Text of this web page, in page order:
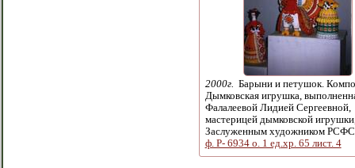
2000г.
Барыни и петушок.
Дымковская игрушка,
Фалалеевой Лидией Сергеевной,
мастерицей дымковской
Заслуженным художником
ф. Р- 6934 о. 1 ед.хр. 65 лист. 4